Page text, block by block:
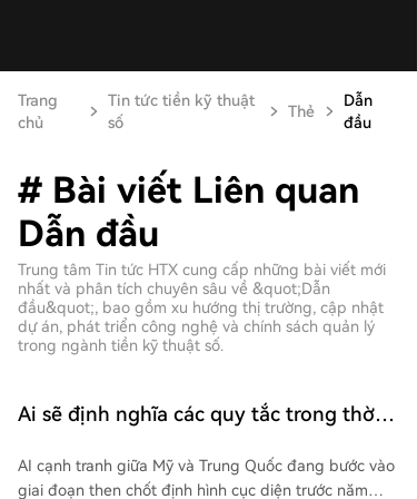
Trang
chủ
Tin tức tiền kỹ thuật
số
Thẻ
Dẫn
đầu
# Bài viết Liên quan
Dẫn đầu
Trung tâm Tin tức HTX cung cấp những bài viết mới
nhất và phân tích chuyên sâu về &quot;Dẫn
đầu&quot;, bao gồm xu hướng thị trường, cập nhật
dự án, phát triển công nghệ và chính sách quản lý
trong ngành tiền kỹ thuật số.
Ai sẽ định nghĩa các quy tắc trong thời
Trung năm 2028
AI cạnh tranh giữa Mỹ và Trung Quốc đang bước vào
giai đoạn then chốt định hình cục diện trước năm